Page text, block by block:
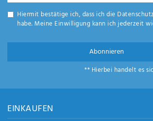
Hiermit bestätige ich, dass ich die
habe. Meine Einwilligung kann ich jederzeit
Abonnieren
** Hierbei handelt es
EINKAUFEN